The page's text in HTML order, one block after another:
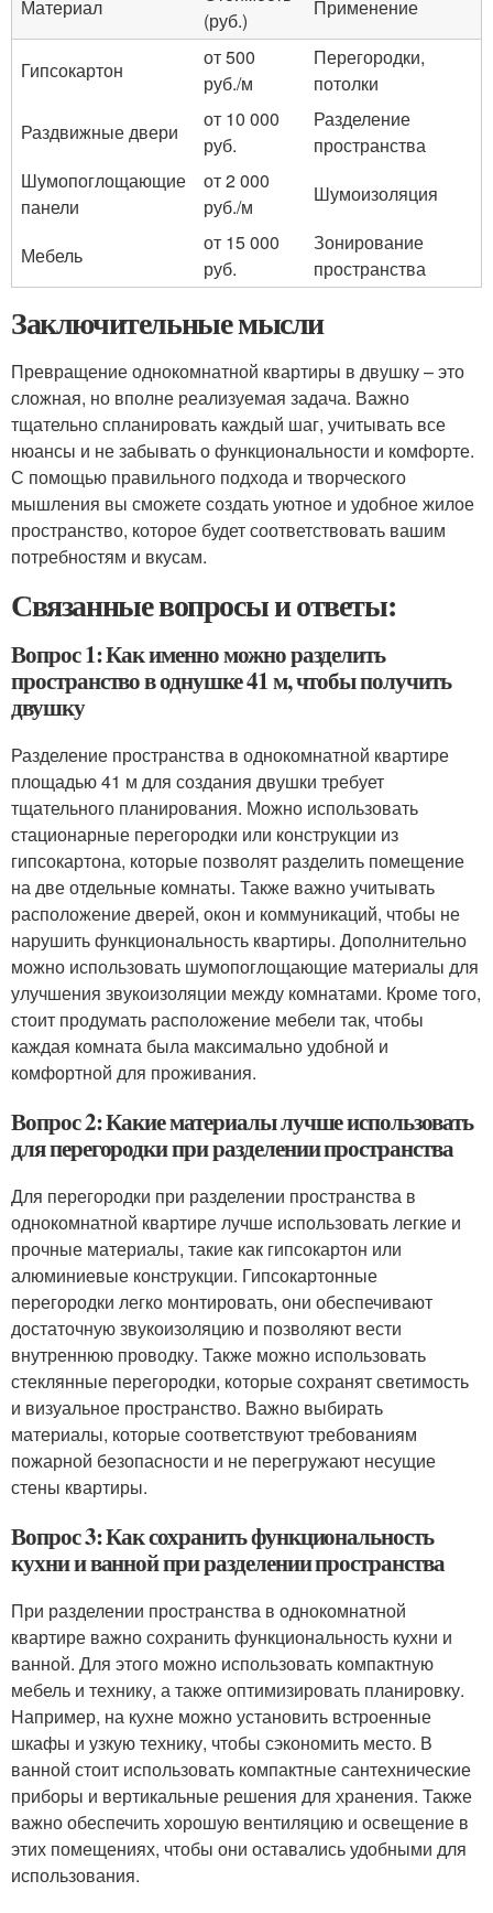
Материал
(руб.)
Применение
Гипсокартон
от 500
руб./м
Перегородки,
потолки
Раздвижные двери
от 10 000
руб.
Разделение
пространства
Шумопоглощающие
панели
от 2 000
руб./м
Шумоизоляция
Мебель
от 15 000
руб.
Зонирование
пространства
Заключительные мысли
Превращение однокомнатной квартиры в двушку – это
сложная, но вполне реализуемая задача. Важно
тщательно спланировать каждый шаг, учитывать все
нюансы и не забывать о функциональности и комфорте.
С помощью правильного подхода и творческого
мышления вы сможете создать уютное и удобное жилое
пространство, которое будет соответствовать вашим
потребностям и вкусам.
Связанные вопросы и ответы:
Вопрос 1: Как именно можно разделить
пространство в однушке 41 м, чтобы получить
двушку
Разделение пространства в однокомнатной квартире
площадью 41 м для создания двушки требует
тщательного планирования. Можно использовать
стационарные перегородки или конструкции из
гипсокартона, которые позволят разделить помещение
на две отдельные комнаты. Также важно учитывать
расположение дверей, окон и коммуникаций, чтобы не
нарушить функциональность квартиры. Дополнительно
можно использовать шумопоглощающие материалы для
улучшения звукоизоляции между комнатами. Кроме того,
стоит продумать расположение мебели так, чтобы
каждая комната была максимально удобной и
комфортной для проживания.
Вопрос 2: Какие материалы лучше использовать
для перегородки при разделении пространства
Для перегородки при разделении пространства в
однокомнатной квартире лучше использовать легкие и
прочные материалы, такие как гипсокартон или
алюминиевые конструкции. Гипсокартонные
перегородки легко монтировать, они обеспечивают
достаточную звукоизоляцию и позволяют вести
внутреннюю проводку. Также можно использовать
стеклянные перегородки, которые сохранят светимость
и визуальное пространство. Важно выбирать
материалы, которые соответствуют требованиям
пожарной безопасности и не перегружают несущие
стены квартиры.
Вопрос 3: Как сохранить функциональность
кухни и ванной при разделении пространства
При разделении пространства в однокомнатной
квартире важно сохранить функциональность кухни и
ванной. Для этого можно использовать компактную
мебель и технику, а также оптимизировать планировку.
Например, на кухне можно установить встроенные
шкафы и узкую технику, чтобы сэкономить место. В
ванной стоит использовать компактные сантехнические
приборы и вертикальные решения для хранения. Также
важно обеспечить хорошую вентиляцию и освещение в
этих помещениях, чтобы они оставались удобными для
использования.